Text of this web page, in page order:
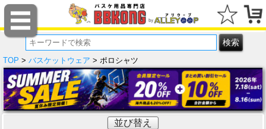
TOP > バスケットウェア > ポロシャツ
並び替え